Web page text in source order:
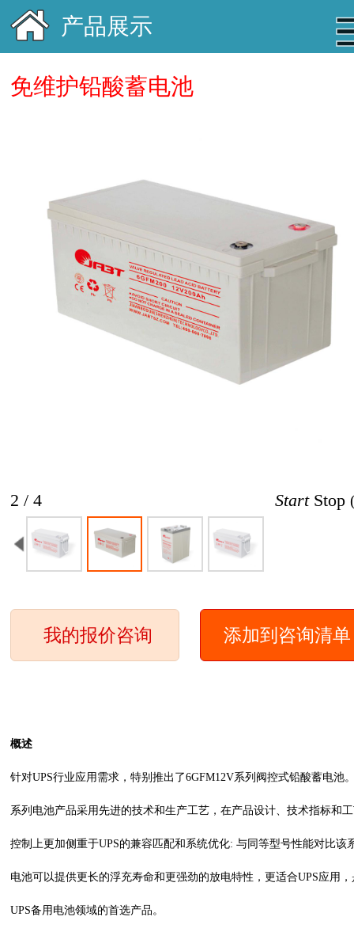
产品展示
免维护铅酸蓄电池
2 / 4 Start Stop
概述
针对UPS行业应用需求，特别推出了6GFM12V系列阀控式铅酸蓄电池
系列电池产品采用先进的技术和生产工艺，在产品设计、技术指标和
控制上更加侧重于UPS的兼容匹配和系统优化: 与同等型号性能对比该
电池可以提供更长的浮充寿命和更强劲的放电特性，更适合UPS应用，
UPS备用电池领域的首选产品。